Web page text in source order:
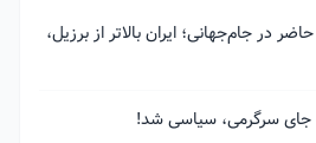
در جام‌جهانی؛ ایران بالاتر از برزیل،
جای سرگرمی، سیاسی شد!